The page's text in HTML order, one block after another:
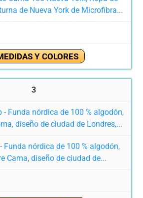
de Nueva York de Microfibra...
Y COLORES
3
Funda nórdica de 100 % algodón,
Cama, diseño de ciudad de...